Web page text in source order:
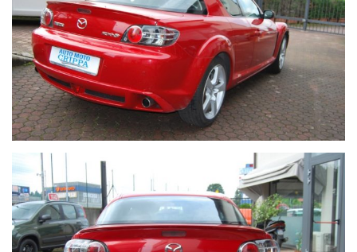
Si declina ogni responsabilità per eventuali involontarie
incongruenze, che non rappresentano un impegno
contrattuale.